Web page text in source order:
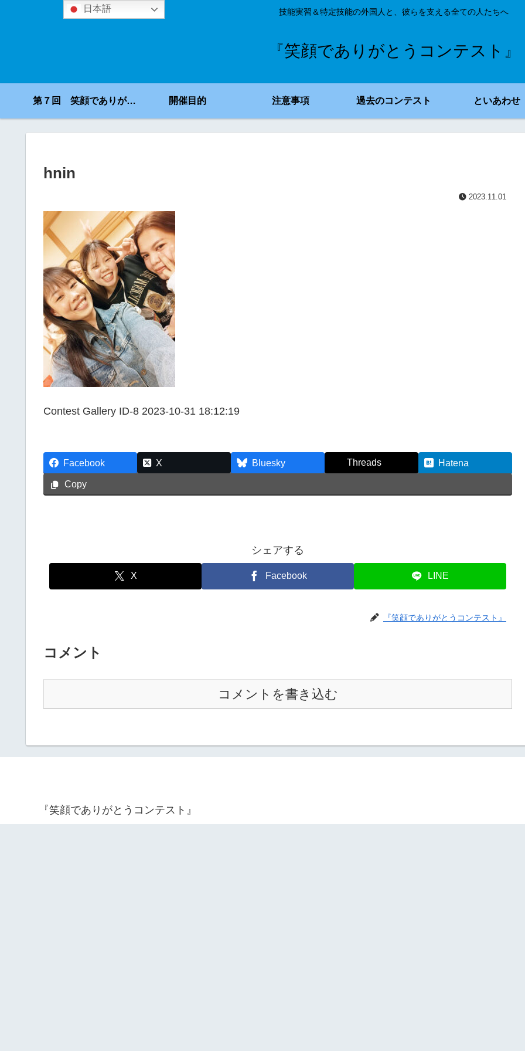
技能実習＆特定技能の外国人と、彼らを支える全ての人たちへ
『笑顔でありがとうコンテスト』
第７回 笑顔でありがとうコンテスト 開催目的 注意事項 過去のコンテスト といあわせ
hnin
2023.11.01
Contest Gallery ID-8 2023-10-31 18:12:19
Facebook X Bluesky Threads
Hatena
Copy
シェアする
X Facebook LINE
『笑顔でありがとうコンテスト』
コメント
コメントを書き込む
『笑顔でありがとうコンテスト』
日本語